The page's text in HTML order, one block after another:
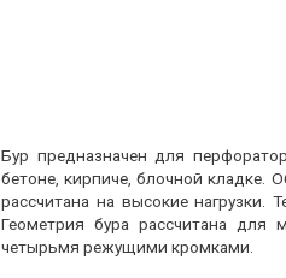
Бур предназначен для
бетоне, кирпиче, блочной кладке.
рассчитана на высокие нагрузки.
Геометрия бура рассчитана для
четырьмя режущими кромками.